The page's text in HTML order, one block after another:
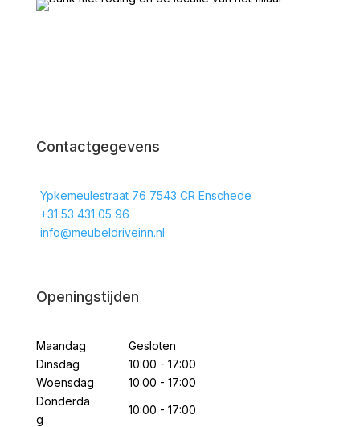
Contactgegevens
Ypkemeulestraat 76 7543 CR Enschede
+31 53 431 05 96
info@meubeldriveinn.nl
Openingstijden
Maandag
Gesloten
Dinsdag
10:00 - 17:00
Woensdag
10:00 - 17:00
Donderda
g
10:00 - 17:00